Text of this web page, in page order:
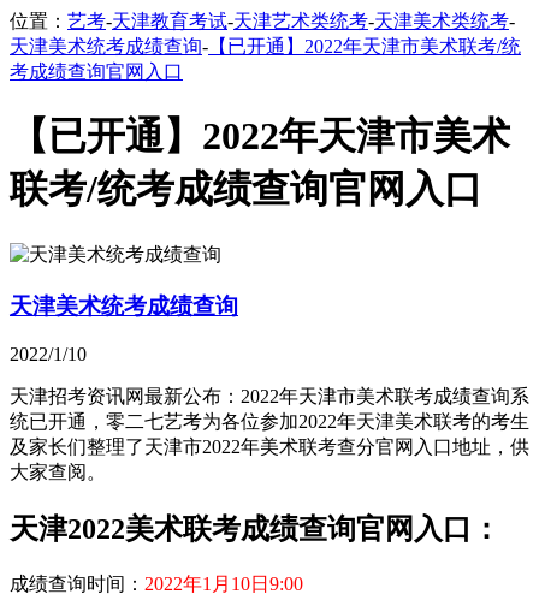
位置： 艺考-天津教育考试-天津艺术类统考-天津美术类统考-
天津美术统考成绩查询- 【已开通】2022年天津市美术联考/统
考成绩查询官网入口
【已开通】2022年天津市美术
联考/统考成绩查询官网入口
天津美术统考成绩查询
2022/1/10
天津招考资讯网最新公布：2022年天津市美术联考成绩查询系
统已开通，零二七艺考为各位参加2022年天津美术联考的考生
及家长们整理了天津市2022年美术联考查分官网入口地址，供
大家查阅。
天津2022美术联考成绩查询官网入口：
成绩查询时间： 2022年1月10日9:00